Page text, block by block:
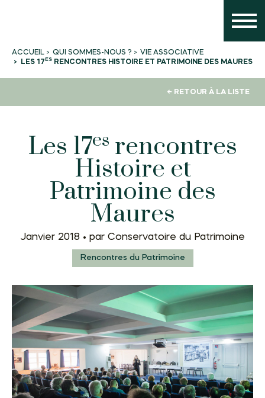
ACCUEIL QUI SOMMES-NOUS ?
VIE ASSOCIATIVE
LES 17 ES RENCONTRES HISTOIRE ET PATRIMOINE DES MAURES
← RETOUR À LA LISTE
Les 17es rencontres
Histoire et
Patrimoine des
Maures
Janvier 2018 • par Conservatoire du Patrimoine
Rencontres du Patrimoine